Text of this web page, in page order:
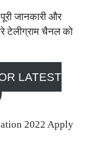
जानकारी और
टेलीग्राम चैनल को
LATEST
2022 Apply